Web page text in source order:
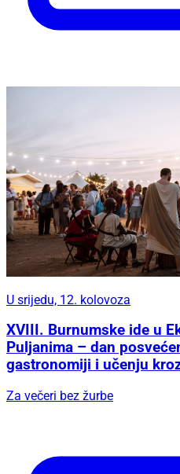
U srijedu, 12. kolovoza
XVIII. Burnumske ide u
Puljanima – dan
gastronomiji i učenju
Za večeri bez žurbe